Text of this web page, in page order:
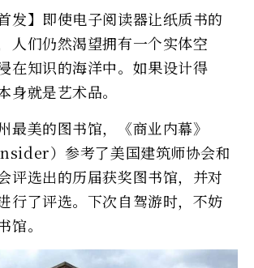
发】即使电子阅读器让纸质书的
人们仍然渴望拥有一个实体空
在知识的海洋中。如果设计得
身就是艺术品。
最美的图书馆，《商业内幕》
）参考了美国建筑师协会和
评选出的历届获奖图书馆，并对
行了评选。下次自驾游时，不妨
馆。